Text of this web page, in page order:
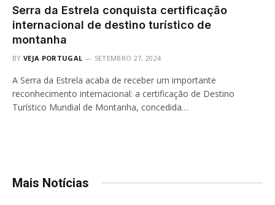
Serra da Estrela conquista certificação
internacional de destino turístico de
montanha
BY VEJA PORTUGAL SETEMBRO 27, 2024
A Serra da Estrela acaba de receber um importante
reconhecimento internacional: a certificação de Destino
Turístico Mundial de Montanha, concedida…
Mais Notícias